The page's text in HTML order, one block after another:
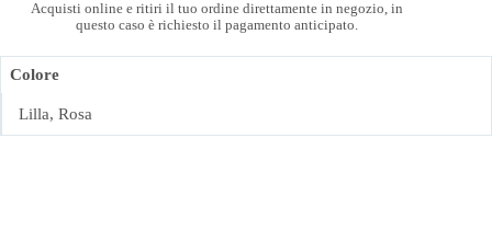
Acquisti online e ritiri il tuo ordine direttamente in negozio, in
questo caso è richiesto il pagamento anticipato.
Colore
Lilla, Rosa